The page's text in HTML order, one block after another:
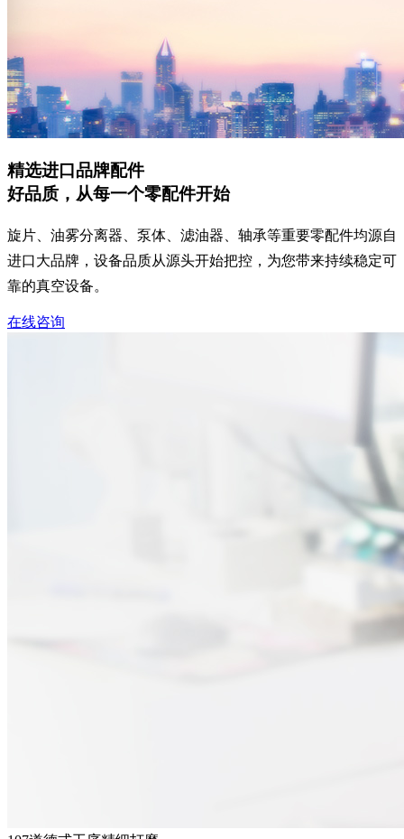
精选进口品牌配件
好品质，从每一个零配件开始
旋片、油雾分离器、泵体、滤油器、轴承等重要零配件均源自
进口大品牌，设备品质从源头开始把控，为您带来持续稳定可
靠的真空设备。
在线咨询